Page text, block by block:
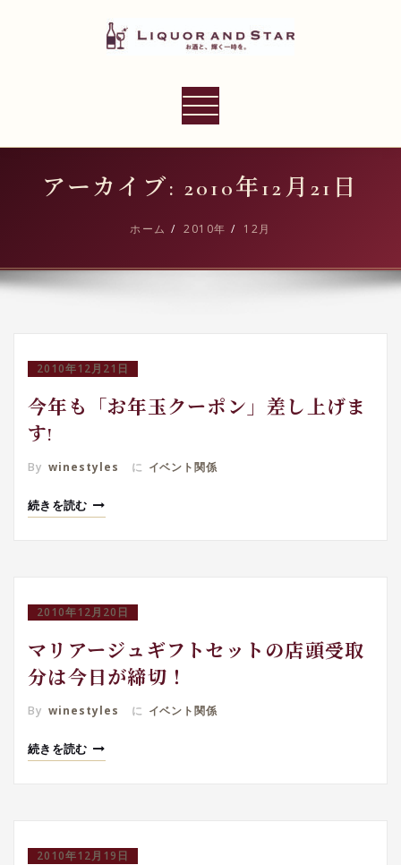
プ
LIQUOR AND STAR
ナ
ョ
切
アーカイブ: 2010年12月21日
ホーム 2010年 12月
2010年12月21日
今年も「お年玉クーポン」差し上げま
す!
By winestyles に イベント関係
続きを読む
2010年12月20日
マリアージュギフトセットの店頭受取
分は今日が締切！
By winestyles に イベント関係
続きを読む
2010年12月19日